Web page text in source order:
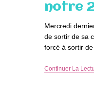
notre
Mercredi
de sortir de sa
forcé à sortir
Continuer La